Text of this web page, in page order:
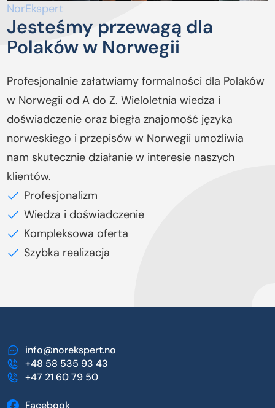
NorEkspert
Jesteśmy przewagą dla
Polaków w Norwegii
Profesjonalnie załatwiamy formalności dla Polaków
w Norwegii od A do Z. Wieloletnia wiedza i
doświadczenie oraz biegła znajomość języka
norweskiego i przepisów w Norwegii umożliwia
nam skutecznie działanie w interesie naszych
klientów.
Profesjonalizm
Wiedza i doświadczenie
Kompleksowa oferta
Szybka realizacja
info@norekspert.no
+48 58 535 93 43
+47 21 60 79 50
Facebook